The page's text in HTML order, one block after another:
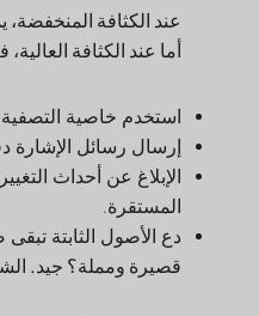
عند الكثافة
أما عند الكثافة
استخدم خاصية التصفية
إرسال رسائل الإشارة
الإبلاغ عن أحداث
المستقرة.
دع الأصول الثابتة
قصيرة ومملة؟ جيد.